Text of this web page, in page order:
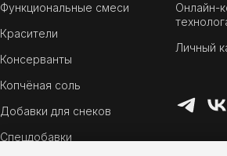
Функциональные смеси
Красители
Консерванты
Копчёная соль
Добавки для снеков
Спецдобавки
Онлайн-
Личный